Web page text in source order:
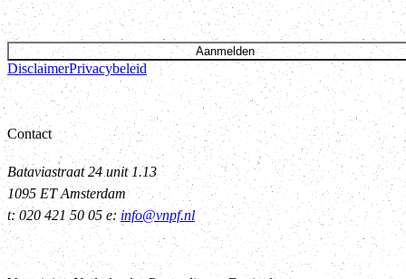
Aanmelden
DisclaimerPrivacybeleid
Contact
Bataviastraat 24 unit 1.13
1095 ET Amsterdam
t: 020 421 50 05 e:info@vnpf.nl